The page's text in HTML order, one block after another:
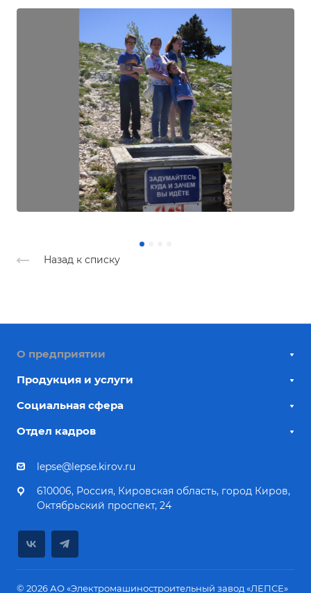
Назад к списку
О предприятии
Продукция и услуги
Социальная сфера
Отдел кадров
lepse@lepse.kirov.ru
610006, Россия, Кировская область, город Киров,
Октябрьский проспект, 24
© 2026 АО «Электромашиностроительный завод «ЛЕПСЕ»